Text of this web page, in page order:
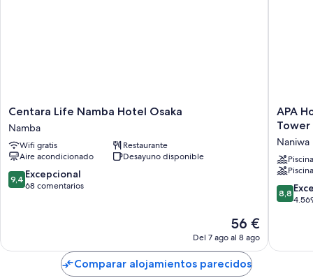
Centara
Life
Namba
Hotel
Osaka
Namba
Centara Life Namba Hotel Osaka
Namba
Wifi gratis
Restaurante
Aire acondicionado
Desayuno disponible
9.4
sobre
9,4 Excepcional
68 comentarios
El
precio
actual
es
de
56 €
Del 7 ago al 8 ago
APA
Hotel
Resort
Osaka
Namba
Ekimae
Tower
APA
Tower
Naniwa
Piscina
8.8
sobre
8,8
Comparar alojamientos parecidos